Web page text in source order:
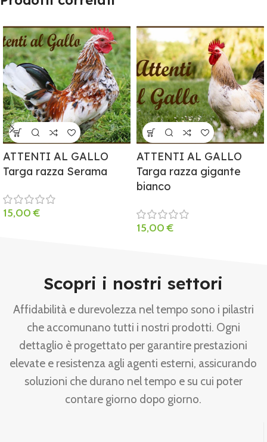
ATTENTI AL GALLO
Targa razza Serama
15,00€
ATTENTI AL GALLO
Targa razza gigante
bianco
15,00€
Scopri i nostri settori
Affidabilità e durevolezza nel tempo sono i pilastri
che accomunano tutti i nostri prodotti. Ogni
dettaglio è progettato per garantire prestazioni
elevate e resistenza agli agenti esterni, assicurando
soluzioni che durano nel tempo e su cui poter
contare giorno dopo giorno.